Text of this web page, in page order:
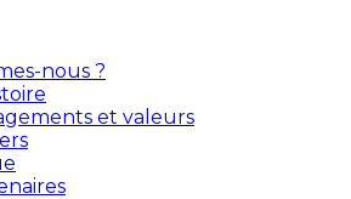
nous ?
et valeurs